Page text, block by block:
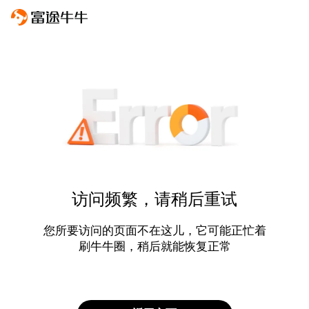
访问频繁，请稍后重试
您所要访问的页面不在这儿，它可能正忙着
刷牛牛圈，稍后就能恢复正常